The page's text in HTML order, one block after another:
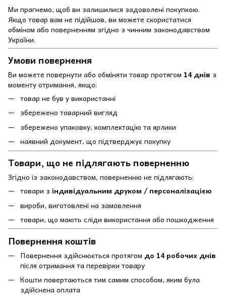
Ми прагнемо, щоб ви залишилися задоволені покупкою.
Якщо товар вам не підійшов, ви можете скористатися
обміном або поверненням згідно з чинним законодавством
України.
Умови повернення
Ви можете повернути або обміняти товар протягом 14 днів з
моменту отримання, якщо:
товар не був у використанні
збережено товарний вигляд
збережено упаковку, комплектацію та ярлики
наявний документ, що підтверджує покупку
Товари, що не підлягають поверненню
Згідно із законодавством, поверненню не підлягають:
товари з індивідуальним друком / персоналізацією
вироби, виготовлені на замовлення
товари, що мають сліди використання або пошкодження
Повернення коштів
Повернення здійснюється протягом до 14 робочих днів
після отримання та перевірки товару
Кошти повертаються тим самим способом, яким була
здійснена оплата